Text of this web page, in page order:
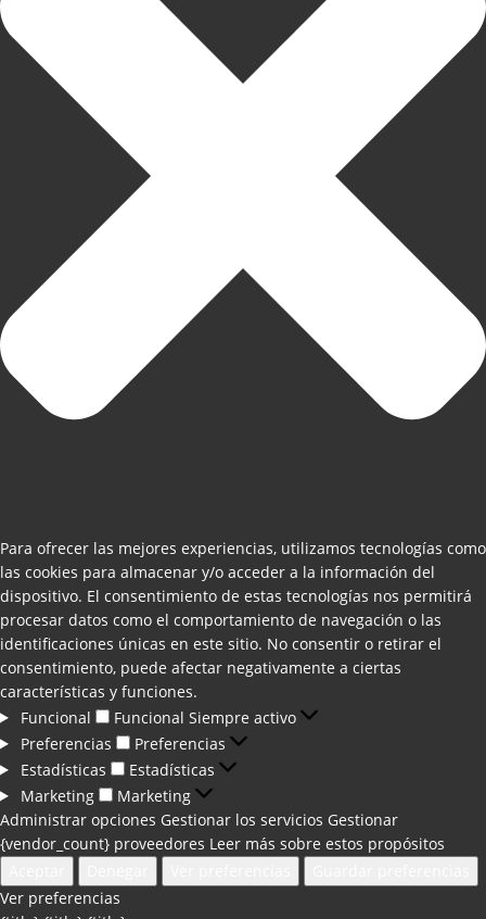
Para ofrecer las mejores experiencias, utilizamos tecnologías como
las cookies para almacenar y/o acceder a la información del
dispositivo. El consentimiento de estas tecnologías nos permitirá
procesar datos como el comportamiento de navegación o las
identificaciones únicas en este sitio. No consentir o retirar el
consentimiento, puede afectar negativamente a ciertas
características y funciones.
Funcional
Funcional Siempre activo
Preferencias
Preferencias
Estadísticas
Estadísticas
Marketing
Marketing
Administrar opciones Gestionar los servicios Gestionar
{vendor_count} proveedores Leer más sobre estos propósitos
Ver preferencias